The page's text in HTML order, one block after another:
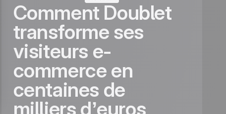
Comment Doublet
transforme ses
visiteurs e-
commerce en
centaines de
milliers d’euros